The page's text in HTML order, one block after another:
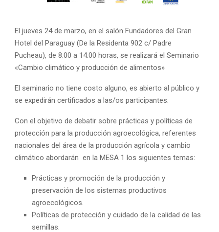
El jueves 24 de marzo, en el salón Fundadores del Gran
Hotel del Paraguay (De la Residenta 902 c/ Padre
Pucheau), de 8.00 a 14.00 horas, se realizará el Seminario
«Cambio climático y producción de alimentos»
El seminario no tiene costo alguno, es abierto al público y
se expedirán certificados a las/os participantes.
Con el objetivo de debatir sobre prácticas y políticas de
protección para la producción agroecológica, referentes
nacionales del área de la producción agrícola y cambio
climático abordarán en la MESA 1 los siguientes temas:
Prácticas y promoción de la producción y
preservación de los sistemas productivos
agroecológicos.
Políticas de protección y cuidado de la calidad de las
semillas.